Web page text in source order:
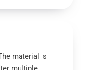
material is
multiple